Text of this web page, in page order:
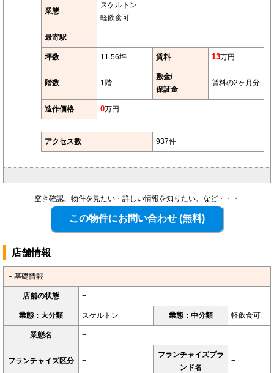
業態
スケルトン
軽飲食可
最寄駅 −
坪数 11.56坪 賃料 13万円
階数 1階
敷金/
保証金
賃料の2ヶ月分
造作価格 0万円
アクセス数 937件
空き確認、物件を見たい・詳しい情報を知りたい、など・・・
店舗情報
－基礎情報
店舗の状態 −
業態：大分類 スケルトン 業態：中分類 軽飲食可
業態名 −
フランチャイズ区分 −
フランチャイズブラ
ンド名
−